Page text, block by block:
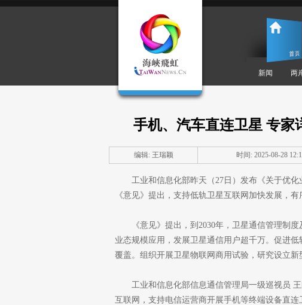
新闻 两
手机、汽车直连卫星 专家
编辑: 王瑞颖 时间: 2025-08-28
工业和信息化部昨天（27日）发布《关于优
《意见》提出，支持低轨卫星互联网加快发展，有
《意见》提出，到2030年，卫星通信管理制
业态规模应用，发展卫星通信用户超千万。促进
覆盖。组织开展卫星物联网商用试验，研究设立
工业和信息化部信息通信管理局一级巡视员
互联网，支持电信运营商开展手机等终端设备直